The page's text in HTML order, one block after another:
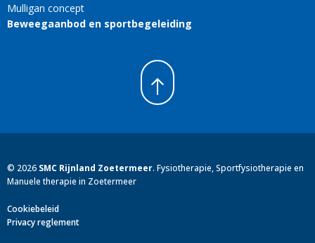
Mulligan concept
Beweegaanbod en sportbegeleiding
© 2026 SMC Rijnland Zoetermeer. Fysiotherapie, Sportfysiotherapie en
Manuele therapie in Zoetermeer
Cookiebeleid
Privacy reglement